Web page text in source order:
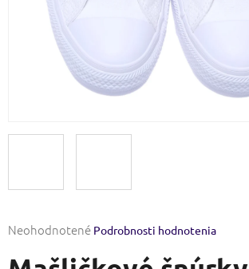
Priemerné
produktu
Neohodnotené Podrobnosti hodnotenia